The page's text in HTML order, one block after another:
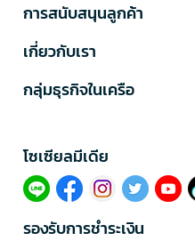
การสนับสนุนลูกค้า
เกี่ยวกับเรา
กลุ่มธุรกิจในเครือ
โซเซียลมีเดีย​
รองรับการชำระเงิน